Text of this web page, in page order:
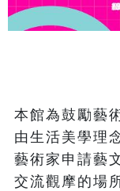
本館為鼓勵藝
由生活美學理
藝術家申請藝
交流觀摩的場